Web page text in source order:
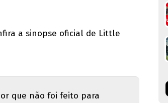
a sinopse oficial de Little
que não foi feito para